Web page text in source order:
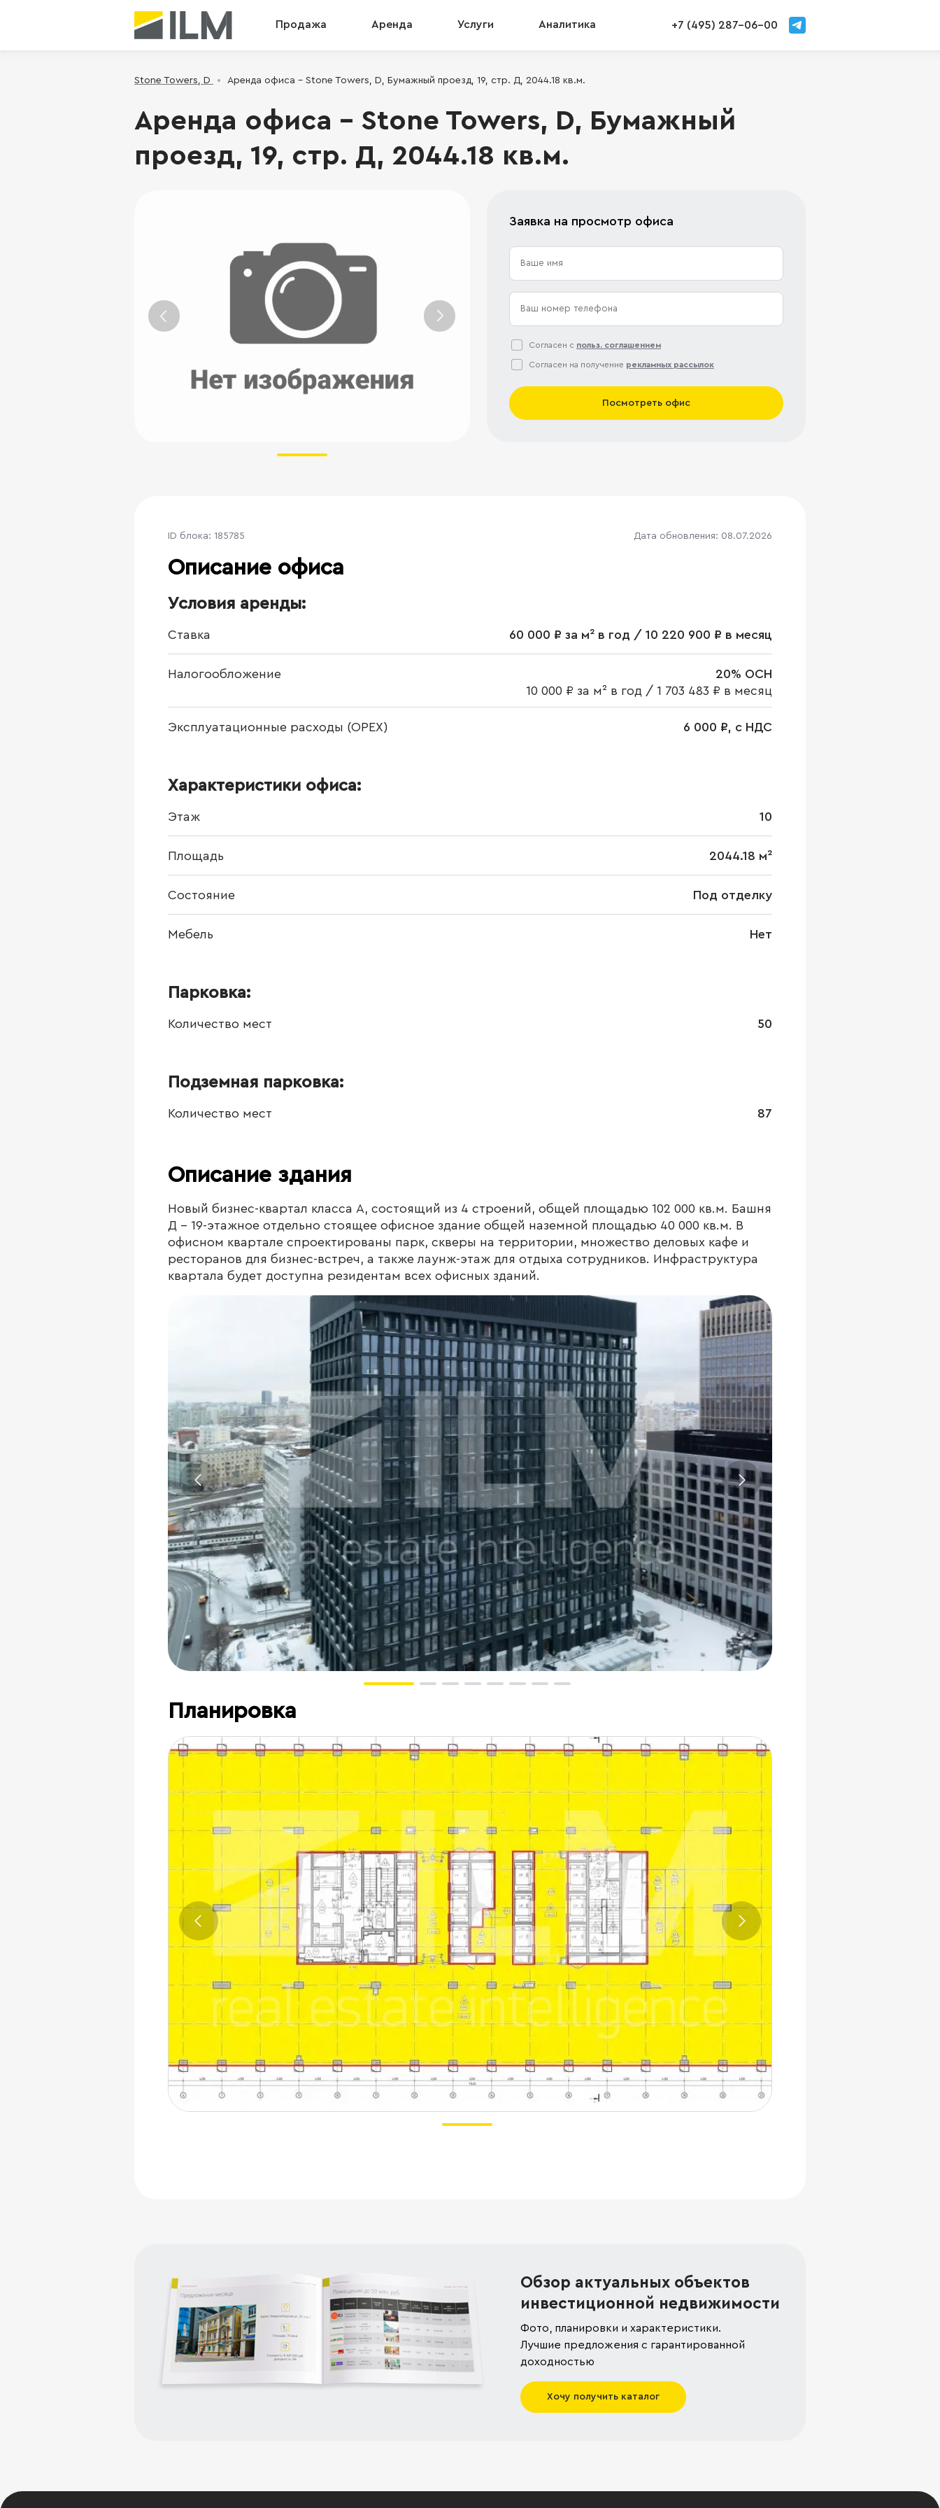
Продажа Аренда Услуги Аналитика +7 (495) 287-06-00
Stone Towers, D Аренда офиса - Stone Towers, D, Бумажный проезд, 19, стр. Д, 2044.18 кв.м.
Аренда офиса - Stone Towers, D, Бумажный
проезд, 19, стр. Д, 2044.18 кв.м.
Заявка на просмотр офиса
Согласен с польз. соглашением
Согласен на получение рекламных рассылок
Посмотреть офис
ID блока: 185785 Дата обновления: 08.07.2026
Описание офиса
Условия аренды:
Ставка 60 000 ₽ за м² в год / 10 220 900 ₽ в месяц
Налогообложение
20% ОСН
10 000 ₽ за м² в год / 1 703 483 ₽ в месяц
Эксплуатационные расходы (OPEX) 6 000 ₽, с НДС
Характеристики офиса:
Этаж 10
Площадь 2044.18 м²
Состояние Под отделку
Мебель Нет
Парковка:
Количество мест 50
Подземная парковка:
Количество мест 87
Описание здания
Новый бизнес-квартал класса А, состоящий из 4 строений, общей площадью 102 000 кв.м. Башня
Д - 19-этажное отдельно стоящее офисное здание общей наземной площадью 40 000 кв.м. В
офисном квартале спроектированы парк, скверы на территории, множество деловых кафе и
ресторанов для бизнес-встреч, а также лаунж-этаж для отдыха сотрудников. Инфраструктура
квартала будет доступна резидентам всех офисных зданий.
Планировка
Обзор актуальных объектов
инвестиционной недвижимости
Фото, планировки и характеристики.
Лучшие предложения с гарантированной
доходностью
Хочу получить каталог